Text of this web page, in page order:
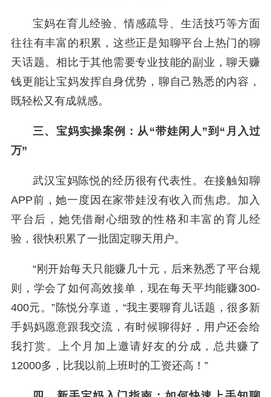
宝妈在育儿经验、情感疏导、生活技巧等方面
往往有丰富的积累，这些正是知聊平台上热门的聊
天话题。相比于其他需要专业技能的副业，聊天赚
钱更能让宝妈发挥自身优势，聊自己熟悉的内容，
既轻松又有成就感。
三、宝妈实操案例：从“带娃闲人”到“月入过
万”
武汉宝妈陈悦的经历很有代表性。在接触知聊
APP前，她一度因在家带娃没有收入而焦虑。加入
平台后，她凭借耐心细致的性格和丰富的育儿经
验，很快积累了一批固定聊天用户。
“刚开始每天只能赚几十元，后来熟悉了平台规
则，学会了如何高效接单，现在每天平均能赚300-
400元。”陈悦分享道，“我主要聊育儿话题，很多新
手妈妈愿意跟我交流，有时候聊得好，用户还会给
我打赏。上个月加上邀请好友的分成，总共赚了
12000多，比我以前上班时的工资还高！”